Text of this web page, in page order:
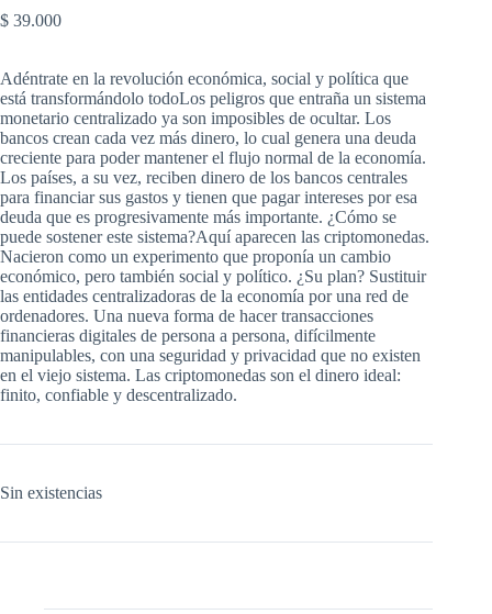
$ 39.000
Adéntrate en la revolución económica, social y política que
está transformándolo todoLos peligros que entraña un sistema
monetario centralizado ya son imposibles de ocultar. Los
bancos crean cada vez más dinero, lo cual genera una deuda
creciente para poder mantener el flujo normal de la economía.
Los países, a su vez, reciben dinero de los bancos centrales
para financiar sus gastos y tienen que pagar intereses por esa
deuda que es progresivamente más importante. ¿Cómo se
puede sostener este sistema?Aquí aparecen las criptomonedas.
Nacieron como un experimento que proponía un cambio
económico, pero también social y político. ¿Su plan? Sustituir
las entidades centralizadoras de la economía por una red de
ordenadores. Una nueva forma de hacer transacciones
financieras digitales de persona a persona, difícilmente
manipulables, con una seguridad y privacidad que no existen
en el viejo sistema. Las criptomonedas son el dinero ideal:
finito, confiable y descentralizado.
Sin existencias